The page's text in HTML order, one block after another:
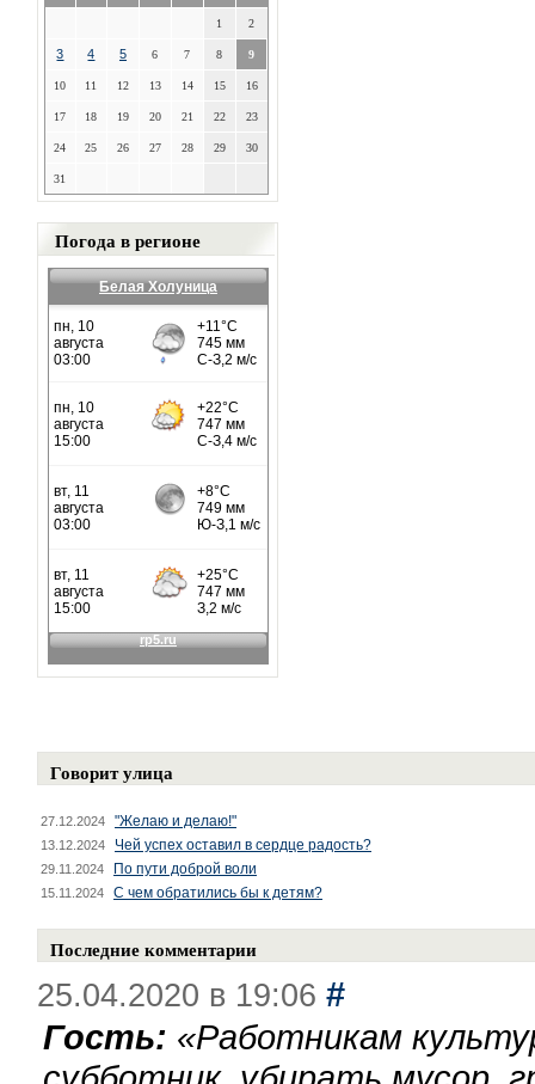
1 2
3 4 5 6 7 8 9
10 11 12 13 14 15 16
17 18 19 20 21 22 23
24 25 26 27 28 29 30
31
Погода в регионе
Белая Холуница
Говорит улица
27.12.2024 "Желаю и делаю!"
13.12.2024 Чей успех оставил в сердце радость?
29.11.2024 По пути доброй воли
15.11.2024 С чем обратились бы к детям?
Последние комментарии
25.04.2020 в 19:06 #
Гость: «Работникам